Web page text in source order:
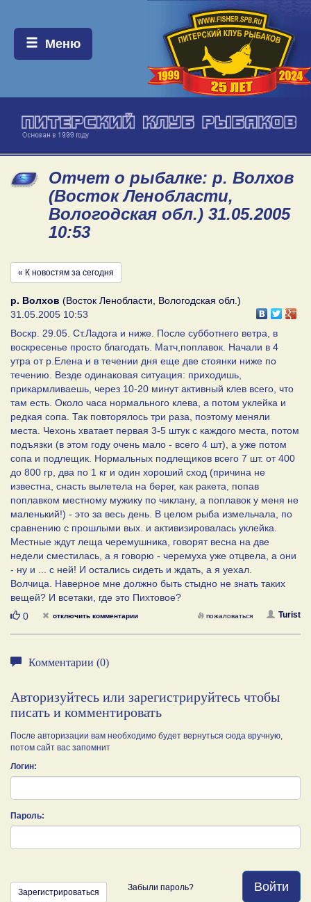
Меню:
Меню
Отчет о рыбалке: р. Волхов
(Восток Ленобласти,
Вологодская обл.) 31.05.2005
10:53
« К новостям за сегодня
р. Волхов (Восток Ленобласти, Вологодская обл.)
31.05.2005 10:53
Воскр. 29.05. Ст.Ладога и ниже. После субботнего ветра, в
воскресенье просто благодать. Матч,поплавок. Начали в 4
утра от р.Елена и в течении дня еще две стоянки ниже по
течению. Везде одинаковая ситуация: приходишь,
прикармливаешь, через 10-20 минут активный клев всего, что
там есть. Около часа нормального клева, а потом уклейка и
редкая сопа. Так повторялось три раза, поэтому меняли
места. Чехонь хватает первая 3-5 штук с каждого места, потом
подъязки (в этом году очень мало - всего 4 шт), а уже потом
сопа и подлещик. Нормальных подлещиков всего 7 шт. от 400
до 800 гр, два по 1 кг и один хороший сход (причина не
известна, снасть вылетела на берег, как ракета, попав
поплавком местному мужику по чиклану, а поплавок у меня не
маленький!) - это за весь день. В целом рыба измельчала, по
сравнению с прошлыми вых. и активизировалась уклейка.
Местные ждут леща черемушника, говорят весна на две
недели сместилась, а я говорю - черемуха уже отцвела, а они
- ну и ... с ней! И остались сидеть и ждать, а я уехал.
Волчица. Наверное мне должно быть стыдно не знать таких
вещей? И всетаки, где это Пихтовое?
Нравится
0 отключить комментарии Turist
пожаловаться
Комментарии (0)
Авторизуйтесь или зарегистрируйтесь чтобы
писать и комментировать
После авторизации вам необходимо будет вернуться сюда вручную,
потом сайт вас запомнит
Логин:
Пароль:
Войти
Зарегистрироваться Забыли пароль?